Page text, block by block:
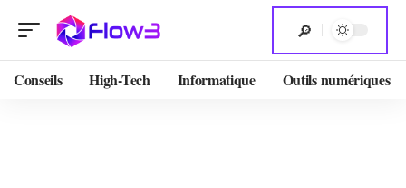
Conseils High-Tech Informatique Outils numériques